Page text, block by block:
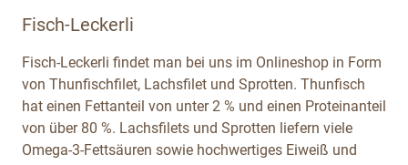
Fisch-Leckerli
Fisch-Leckerli findet man bei uns im Onlineshop in Form
von Thunfischfilet, Lachsfilet und Sprotten. Thunfisch
hat einen Fettanteil von unter 2 % und einen Proteinanteil
von über 80 %. Lachsfilets und Sprotten liefern viele
Omega-3-Fettsäuren sowie hochwertiges Eiweiß und